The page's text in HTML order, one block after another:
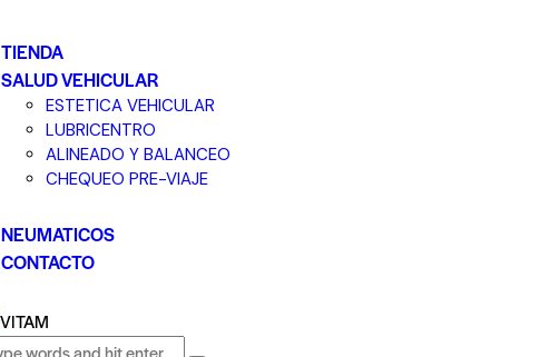
TIENDA
SALUD VEHICULAR
ESTETICA VEHICULAR
LUBRICENTRO
ALINEADO Y BALANCEO
CHEQUEO PRE-VIAJE
NEUMATICOS
CONTACTO